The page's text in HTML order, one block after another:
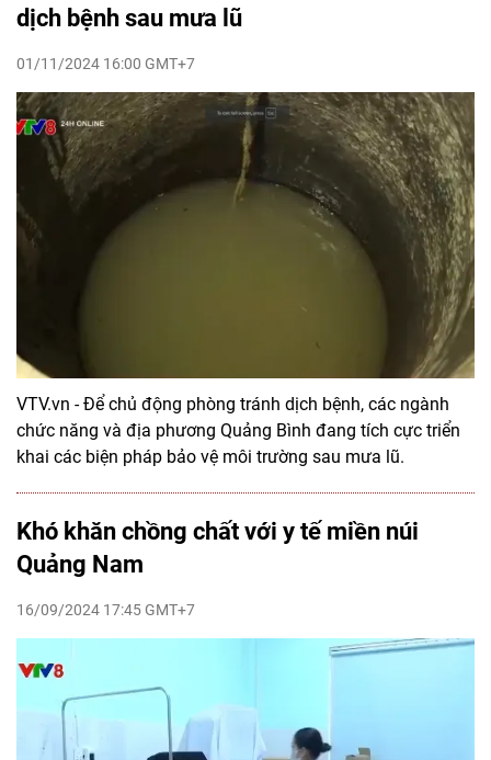
dịch bệnh sau mưa lũ
01/11/2024 16:00 GMT+7
VTV.vn - Để chủ động phòng tránh dịch bệnh, các ngành
chức năng và địa phương Quảng Bình đang tích cực triển
khai các biện pháp bảo vệ môi trường sau mưa lũ.
Khó khăn chồng chất với y tế miền núi
Quảng Nam
16/09/2024 17:45 GMT+7